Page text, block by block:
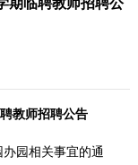
期临聘教师招聘公
教师招聘公告
园相关事宜的通